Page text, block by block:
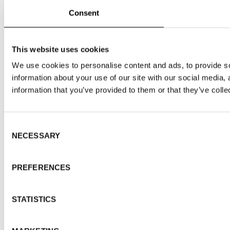
Consent
This website uses cookies
We use cookies to personalise content and ads, to provide
information about your use of our site with our social
information that you’ve provided to them or that they’ve
Selection
NECESSARY
PREFERENCES
STATISTICS
+46 (0)76 518 90 17,malin@tradepartners.se
Pressbilder
Ladda ner pressbilderhär